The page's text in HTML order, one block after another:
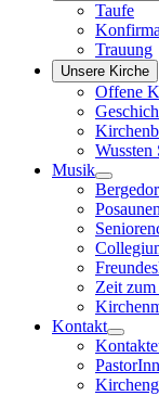
Taufe
Trauung
Unsere Kirche
Offene
Wussten
Musik
Zeit zum
Kontakt